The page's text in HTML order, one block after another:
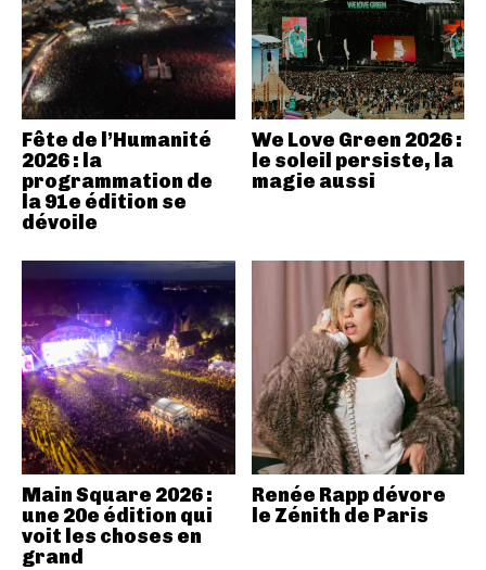
Fête de l’Humanité
2026 : la
programmation de
la 91e édition se
dévoile
We Love Green 2026 :
le soleil persiste, la
magie aussi
Main Square 2026 :
une 20e édition qui
voit les choses en
grand
Renée Rapp dévore
le Zénith de Paris